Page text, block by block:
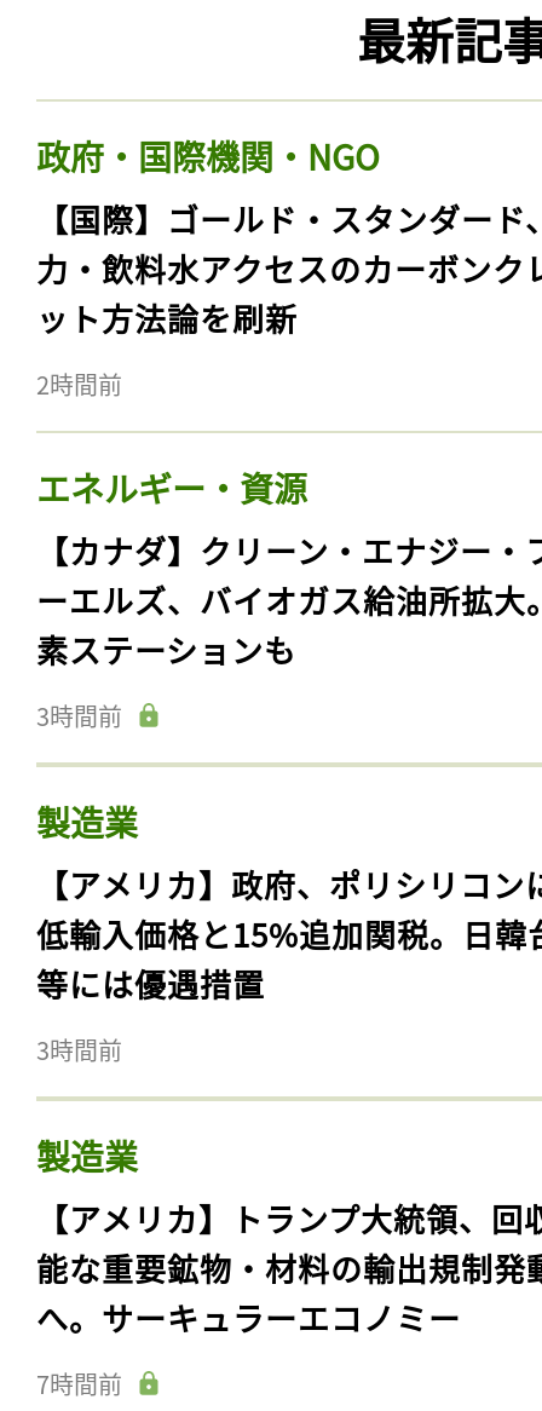
最新記
政府・国際機関・NGO
【国際】ゴールド・スタンダード
力・飲料水アクセスのカーボンク
ット方法論を刷新
2時間前
エネルギー・資源
【カナダ】クリーン・エナジー・
ーエルズ、バイオガス給油所拡大
素ステーションも
3時間前
製造業
【アメリカ】政府、ポリシリコン
低輸入価格と15%追加関税。日韓
等には優遇措置
3時間前
製造業
【アメリカ】トランプ大統領、回
能な重要鉱物・材料の輸出規制発
へ。サーキュラーエコノミー
7時間前